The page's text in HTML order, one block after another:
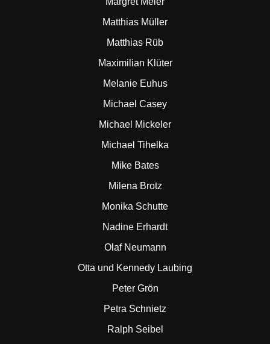
Matthias Müller
Matthias Rüb
Maximilian Klüter
Melanie Euhus
Michael Casey
Michael Mickeler
Michael Tihelka
Mike Bates
Milena Brotz
Monika Schutte
Nadine Erhardt
Olaf Neumann
Otta und Kennedy Laubing
Peter Grön
Petra Schnietz
Ralph Seibel